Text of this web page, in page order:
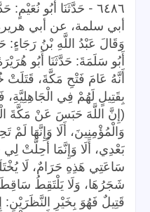
٦٤٨٦ - حَدَّثَنَا أَبُو نُعَيْمٍ:
أبي سلمة، عن أبي
وَقَالَ عَبْدُ اللَّهِ بْنُ رَجَاءٍ:
أَبُو سَلَمَةَ: حَدَّثَنَا أَبُو
أَنَّهُ عَامَ فَتْحِ مَكَّةَ،
بِقَتِيلٍ لَهُمْ فِي
(إِنَّ اللَّهَ حَبَسَ عَنْ مَكَّةَ
وَالْمُؤْمِنِينَ، أَلَا وَإِنَّهَا لَمْ
بَعْدِي، أَلَا وَإِنَّمَا أُحِلَّتْ لِي
سَاعَتِي هَذِهِ حَرَامٌ، لَا
شَجَرُهَا، وَلَا يَلْتَقِطُ
قَتِيلٌ فَهُوَ بِخَيْرِ النَّظَرَيْنِ: